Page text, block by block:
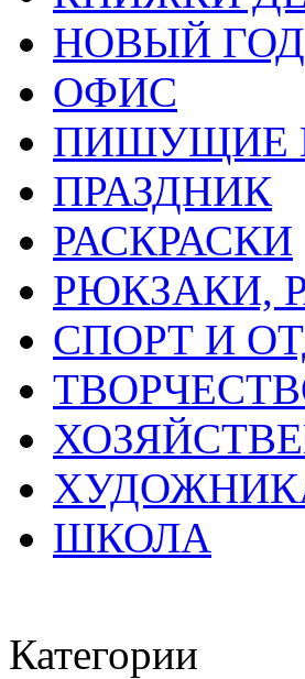
НОВЫЙ ГОД
ОФИС
ПИШУЩИЕ
ПРАЗДНИК
РАСКРАСКИ
РЮКЗАКИ,
СПОРТ И
ШКОЛА
Категории